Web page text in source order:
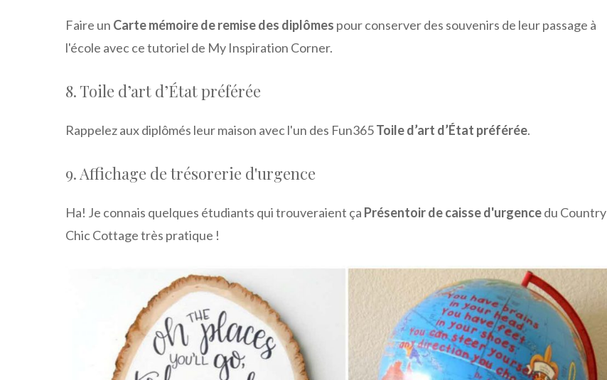
Faire un Carte mémoire de remise des diplômes pour conserver des souvenirs de leur passage à
l'école avec ce tutoriel de My Inspiration Corner.
8. Toile d’art d’État préférée
Rappelez aux diplômés leur maison avec l'un des Fun365Toile d’art d’État préférée.
9. Affichage de trésorerie d'urgence
Ha! Je connais quelques étudiants qui trouveraient ça Présentoir de caisse d'urgencedu Country
Chic Cottage très pratique !